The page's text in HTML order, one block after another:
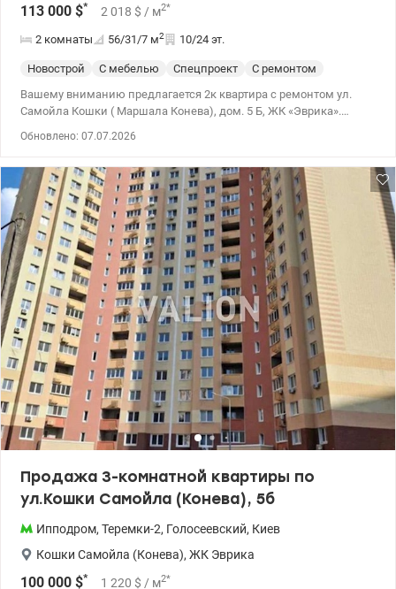
113 000 $* 2 018 $ / м2*
2 комнаты 56/31/7 м2 10/24 эт.
Новострой С мебелью Спецпроект
С ремонтом
Вашему вниманию предлагается 2к квартира с ремонтом ул.
Самойла Кошки ( Маршала Конева), дом. 5 Б, ЖК «Эврика».
планирование, сделан качественный ремонт, полностью
укомплектована необходимой техникой и мебелью, тепло
счетчик на квартиру. Примерное парадное и двор, рядом с
озером, парк ВДНХ и Голосеевский парк, сад, школа,
супермаркеты, разнообразные магазины, рестораны и кафе,
спорткомплекс Спортлайф с бассейном, наличие парковки.
Пешком до станции метро Ипподром 5 минут, до станции метро
Выставочный центр (ВДНХ) 15 минут. т.044 200 10 80
valion.ua/1152441
Обновлено: 07.07.2026
Продажа 3-комнатной квартиры по
ул.Кошки Самойла (Конева), 5б
Ипподром, Теремки-2, Голосеевский, Киев
Кошки Самойла (Конева), ЖК Эврика
100 000 $* 1 220 $ / м2*